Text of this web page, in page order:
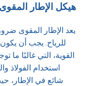
هيكل الإطار المقوى
يعد الإطار المقوى
للرياح. يجب أن يكون
القوية، التي غالبًا ما
استخدام الفولاذ
شائع في الإطار،